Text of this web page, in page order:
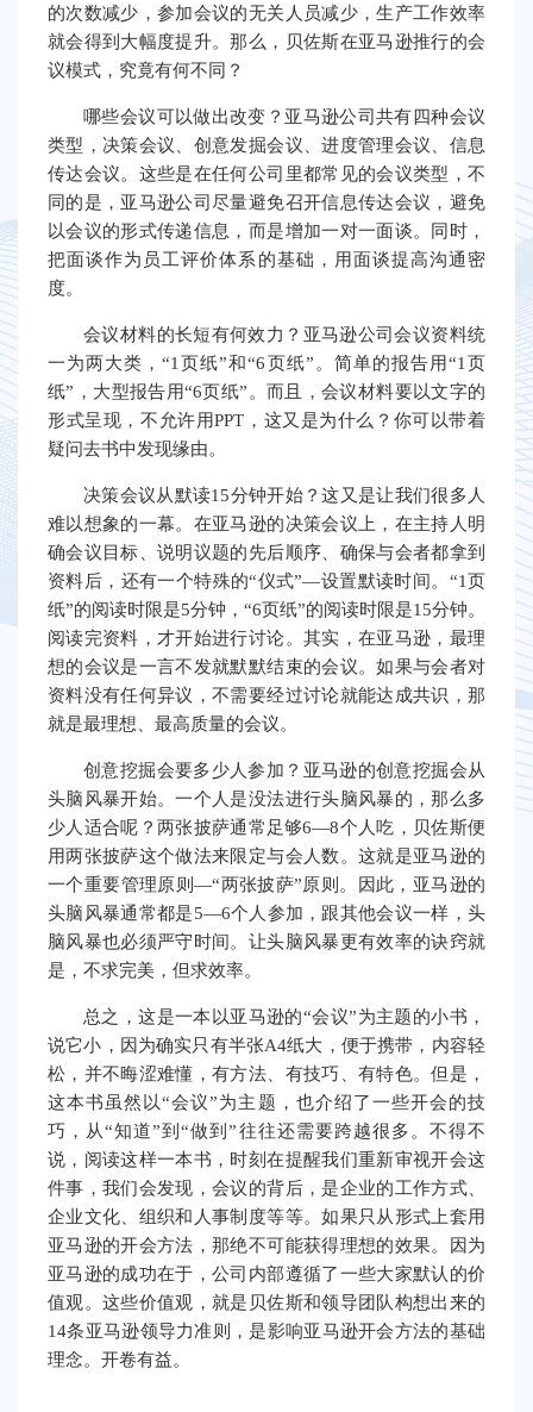
的次数减少，参加会议的无关人员减少，生产工作效率
就会得到大幅度提升。那么，贝佐斯在亚马逊推行的会
议模式，究竟有何不同？
哪些会议可以做出改变？亚马逊公司共有四种会议
类型，决策会议、创意发掘会议、进度管理会议、信息
传达会议。这些是在任何公司里都常见的会议类型，不
同的是，亚马逊公司尽量避免召开信息传达会议，避免
以会议的形式传递信息，而是增加一对一面谈。同时，
把面谈作为员工评价体系的基础，用面谈提高沟通密
度。
会议材料的长短有何效力？亚马逊公司会议资料统
一为两大类，“1页纸”和“6页纸”。简单的报告用“1页
纸”，大型报告用“6页纸”。而且，会议材料要以文字的
形式呈现，不允许用PPT，这又是为什么？你可以带着
疑问去书中发现缘由。
决策会议从默读15分钟开始？这又是让我们很多人
难以想象的一幕。在亚马逊的决策会议上，在主持人明
确会议目标、说明议题的先后顺序、确保与会者都拿到
资料后，还有一个特殊的“仪式”—设置默读时间。“1页
纸”的阅读时限是5分钟，“6页纸”的阅读时限是15分钟。
阅读完资料，才开始进行讨论。其实，在亚马逊，最理
想的会议是一言不发就默默结束的会议。如果与会者对
资料没有任何异议，不需要经过讨论就能达成共识，那
就是最理想、最高质量的会议。
创意挖掘会要多少人参加？亚马逊的创意挖掘会从
头脑风暴开始。一个人是没法进行头脑风暴的，那么多
少人适合呢？两张披萨通常足够6—8个人吃，贝佐斯便
用两张披萨这个做法来限定与会人数。这就是亚马逊的
一个重要管理原则—“两张披萨”原则。因此，亚马逊的
头脑风暴通常都是5—6个人参加，跟其他会议一样，头
脑风暴也必须严守时间。让头脑风暴更有效率的诀窍就
是，不求完美，但求效率。
总之，这是一本以亚马逊的“会议”为主题的小书，
说它小，因为确实只有半张A4纸大，便于携带，内容轻
松，并不晦涩难懂，有方法、有技巧、有特色。但是，
这本书虽然以“会议”为主题，也介绍了一些开会的技
巧，从“知道”到“做到”往往还需要跨越很多。不得不
说，阅读这样一本书，时刻在提醒我们重新审视开会这
件事，我们会发现，会议的背后，是企业的工作方式、
企业文化、组织和人事制度等等。如果只从形式上套用
亚马逊的开会方法，那绝不可能获得理想的效果。因为
亚马逊的成功在于，公司内部遵循了一些大家默认的价
值观。这些价值观，就是贝佐斯和领导团队构想出来的
14条亚马逊领导力准则，是影响亚马逊开会方法的基础
理念。开卷有益。